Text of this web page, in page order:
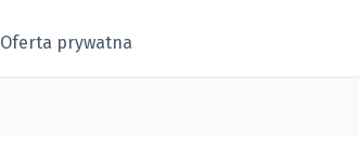
Oferta prywatna